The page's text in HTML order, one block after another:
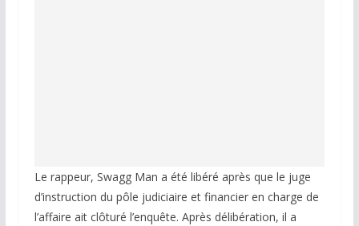
Le rappeur, Swagg Man a été libéré après que le juge
d’instruction du pôle judiciaire et financier en charge de
l’affaire ait clôturé l’enquête. Après délibération, il a